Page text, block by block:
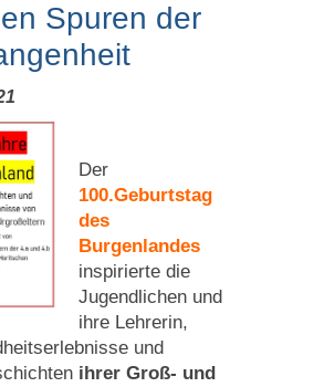
Spuren der
Der
100.Geburtstag
des
Burgenlandes
inspirierte die
Jugendlichen und
ihre Lehrerin,
und
ihrer Groß- und